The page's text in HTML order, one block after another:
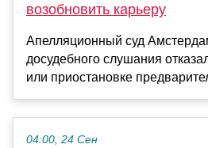
возобновить карьеру
Апелляционный суд
досудебного слушания
или приостановке
04:00, 24 Сен